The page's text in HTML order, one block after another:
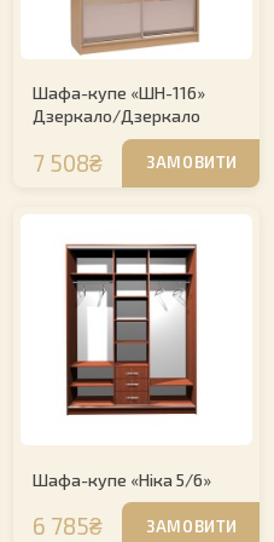
Шафа-купе «ШН-116»
Дзеркало/Дзеркало
7 508₴ ЗАМОВИТИ
Шафа-купе «Ніка 5/6»
6 785₴ ЗАМОВИТИ